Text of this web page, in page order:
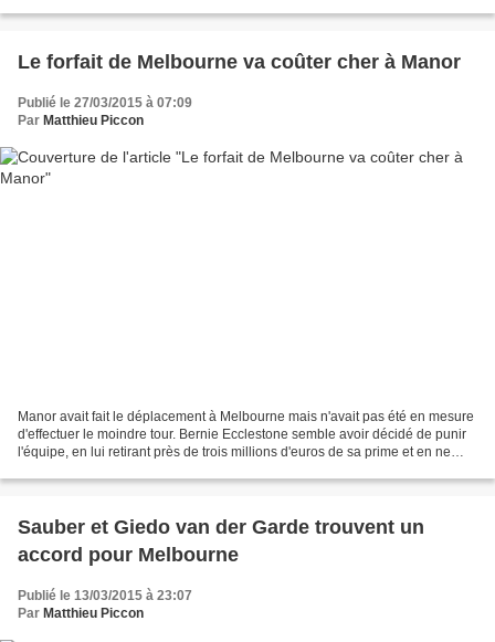
Le forfait de Melbourne va coûter cher à Manor
Publié le 27/03/2015 à 07:09
Par Matthieu Piccon
Manor avait fait le déplacement à Melbourne mais n'avait pas été en mesure
d'effectuer le moindre tour. Bernie Ecclestone semble avoir décidé de punir
l'équipe, en lui retirant près de trois millions d'euros de sa prime et en ne
Sauber et Giedo van der Garde trouvent un
accord pour Melbourne
Publié le 13/03/2015 à 23:07
Par Matthieu Piccon